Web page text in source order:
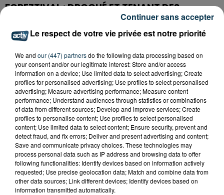
FOREZTIVAL : DROGUÉ ET TENANT DES
PROPOS DÉPLACÉS, UN FESTIVALIER A...
Le respect de votre vie privée est notre priorité
We and our (447) partnersdo the following data processing based on
your consent and/or our legitimate interest: Store and/or access
information on a device; Use limited data to select advertising; Create
profiles for personalised advertising; Use profiles to select personalised
advertising; Measure advertising performance; Measure content
performance; Understand audiences through statistics or combinations
of data from different sources; Develop and improve services; Create
profiles to personalise content; Use profiles to select personalised
content; Use limited data to select content; Ensure security, prevent and
detect fraud, and fix errors; Deliver and present advertising and content;
Save and communicate privacy choices. These technologies may
process personal data such as IP address and browsing data to offer
following functionalities: Identify devices based on information actively
requested; Use precise geolocation data; Match and combine data from
other data sources; Link different devices; Identify devices based on
information transmitted automatically.
Continuer sans accepter